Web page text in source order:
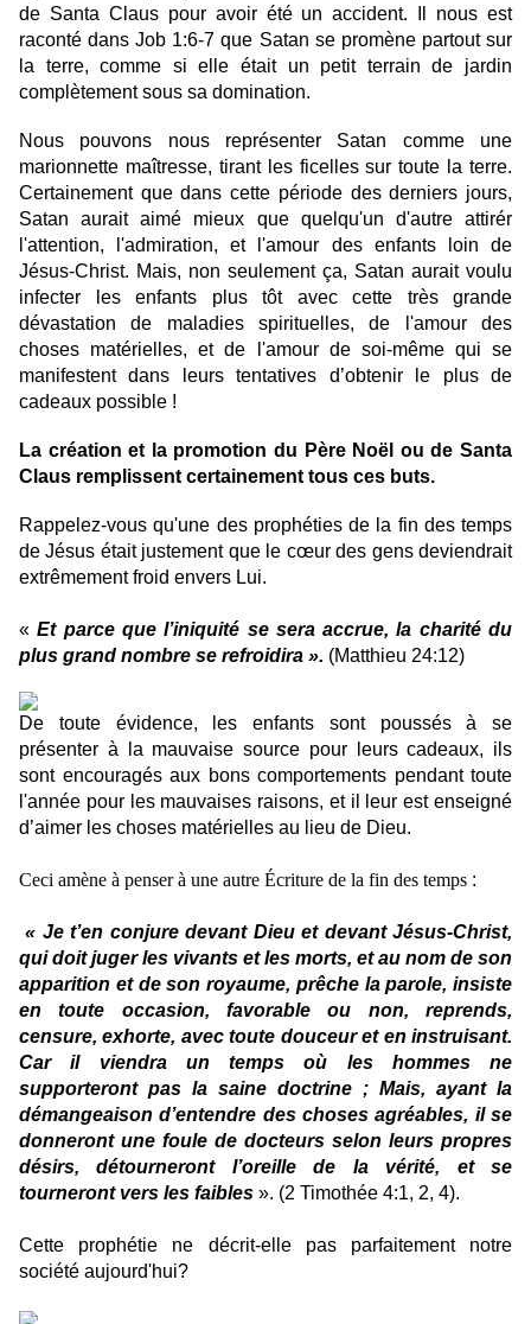
de Santa Claus pour avoir été un accident. Il nous est
raconté dans Job 1:6-7 que Satan se promène partout sur
la terre, comme si elle était un petit terrain de jardin
complètement sous sa domination.
Nous pouvons nous représenter Satan comme une
marionnette maîtresse, tirant les ficelles sur toute la terre.
Certainement que dans cette période des derniers jours,
Satan aurait aimé mieux que quelqu'un d'autre attirér
l'attention, l'admiration, et l'amour des enfants loin de
Jésus-Christ. Mais, non seulement ça, Satan aurait voulu
infecter les enfants plus tôt avec cette très grande
dévastation de maladies spirituelles, de l'amour des
choses matérielles, et de l'amour de soi-même qui se
manifestent dans leurs tentatives d’obtenir le plus de
cadeaux possible !
La création et la promotion du Père Noël ou de Santa
Claus remplissent certainement tous ces buts.
Rappelez-vous qu'une des prophéties de la fin des temps
de Jésus était justement que le cœur des gens deviendrait
extrêmement froid envers Lui.
« Et parce que l’iniquité se sera accrue, la charité du
plus grand nombre se refroidira ». (Matthieu 24:12)
De toute évidence, les enfants sont poussés à se
présenter à la mauvaise source pour leurs cadeaux, ils
sont encouragés aux bons comportements pendant toute
l'année pour les mauvaises raisons, et il leur est enseigné
d’aimer les choses matérielles au lieu de Dieu.
Ceci amène à penser à une autre Écriture de la fin des temps :
« Je t’en conjure devant Dieu et devant Jésus-Christ,
qui doit juger les vivants et les morts, et au nom de son
apparition et de son royaume, prêche la parole, insiste
en toute occasion, favorable ou non, reprends,
censure, exhorte, avec toute douceur et en instruisant.
Car il viendra un temps où les hommes ne
supporteront pas la saine doctrine ; Mais, ayant la
démangeaison d’entendre des choses agréables, il se
donneront une foule de docteurs selon leurs propres
désirs, détourneront l’oreille de la vérité, et se
tourneront vers les faibles ». (2 Timothée 4:1, 2, 4).
Cette prophétie ne décrit-elle pas parfaitement notre
société aujourd'hui?